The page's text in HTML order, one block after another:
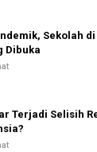
Sekolah
Dibuka
Terjadi Selisih